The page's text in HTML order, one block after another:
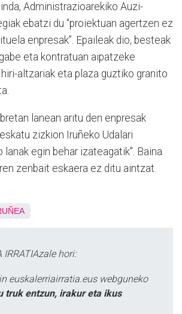
Administrazioarekiko Auzi-
ebatzi du “proiektuan agertzen ez
enpresak”. Epaileak dio, besteak
eta kontratuan aipatzeke
altzariak eta plaza guztiko granito
lanean aritu den enpresak
zizkion Iruñeko Udalari
lanak egin behar izateagatik". Baina
zenbait eskaera ez ditu aintzat
IRRATIAzale hori:
euskalerriairratia.eus webguneko
truk entzun, irakur eta ikus